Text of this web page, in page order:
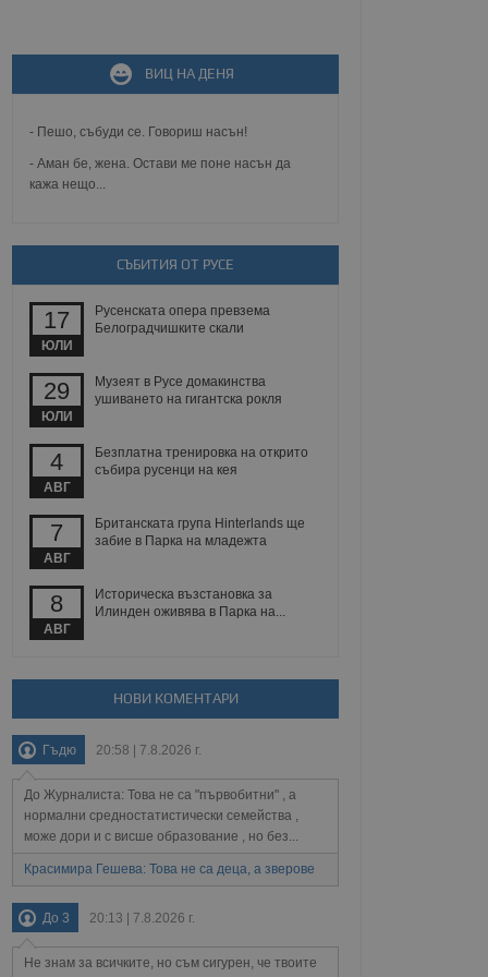
ВИЦ НА ДЕНЯ
- Пешо, събуди се. Говориш насън!
- Аман бе, жена. Остави ме поне насън да
кажа нещо...
СЪБИТИЯ ОТ РУСЕ
17
ЮЛИ
Русенската опера превзема
Белоградчишките скали
29
ЮЛИ
Музеят в Русе домакинства
ушиването на гигантска рокля
4
АВГ
Безплатна тренировка на открито
събира русенци на кея
7
АВГ
Британската група Hinterlands ще
забие в Парка на младежта
8
АВГ
Историческа възстановка за
Илинден оживява в Парка на...
НОВИ КОМЕНТАРИ
Гъдю 20:58 | 7.8.2026 г.
До Журналиста: Това не са "първобитни" , а
нормални средностатистически семейства ,
може дори и с висше образование , но без...
Красимира Гешева: Това не са деца, а зверове
До 3 20:13 | 7.8.2026 г.
Не знам за всичките, но съм сигурен, че твоите
зададена от уеб
неразрешеното
Той не съдържа
при затваряне
на съгласието на
че техните
за да се правят
уебсайт.
на
на бисквитките,
съответствие и
и
и предоставя
използва
потребител може
поведение и
с
на
на сайта.
взаимодействия
и потребителския
събиране на данни
за
се
на тестване.
данни,
на посещенията,
били заредени.
опит.
тя може
новата или
която е
в целия
на социалните
Описание